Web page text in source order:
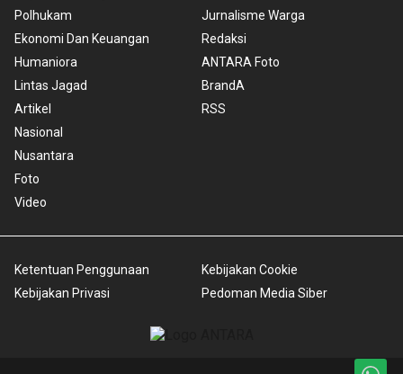
Polhukam
Ekonomi Dan Keuangan
Humaniora
Lintas Jagad
Artikel
Nasional
Nusantara
Foto
Video
Jurnalisme Warga
Redaksi
ANTARA Foto
BrandA
RSS
Ketentuan Penggunaan
Kebijakan Privasi
Kebijakan Cookie
Pedoman Media Siber